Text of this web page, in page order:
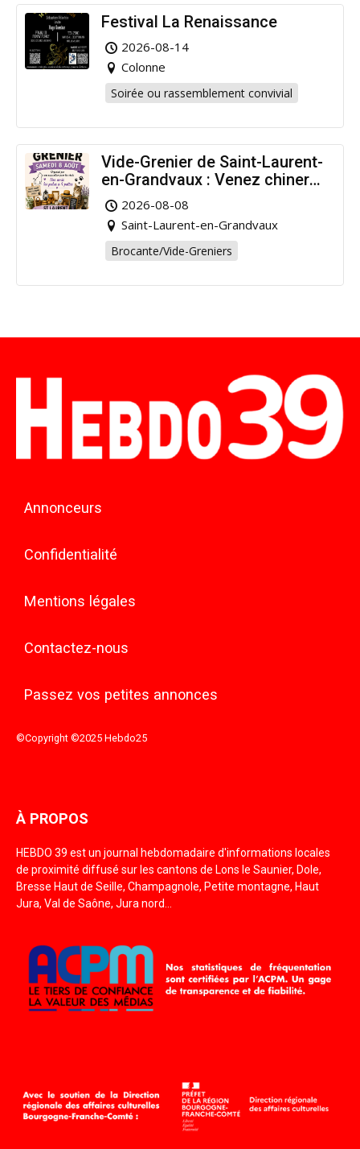
Festival La Renaissance
2026-08-14
Colonne
Soirée ou rassemblement convivial
Vide-Grenier de Saint-Laurent-
en-Grandvaux : Venez chiner
pour la bonne cause !
2026-08-08
Saint-Laurent-en-Grandvaux
Brocante/Vide-Greniers